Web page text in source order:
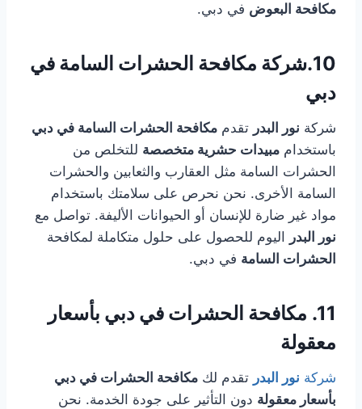
مكافحة البعوض في دبي.
10. شركة مكافحة الحشرات السامة في
دبي
شركة نور البدر تقدم مكافحة الحشرات السامة في دبي
باستخدام مبيدات حشرية متخصصة للتخلص من
الحشرات السامة مثل العقارب والثعابين والحشرات
السامة الأخرى. نحن نحرص على سلامتك باستخدام
مواد غير ضارة للإنسان أو الحيوانات الأليفة. تواصل مع
نور البدر
اليوم للحصول على حلول متكاملة لمكافحة
الحشرات السامة في دبي.
11. مكافحة الحشرات في دبي بأسعار
معقولة
شركة نور البدر تقدم لك مكافحة الحشرات في دبي
بأسعار معقولة دون التأثير على جودة الخدمة. نحن